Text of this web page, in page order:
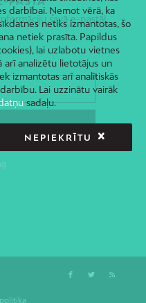
savā e-pastā!
darbībai. Ņemot vērā, ka
netiks izmantotas, šo
netiek prasīta. Papildus
lai uzlabotu vietnes
arī analizētu lietotājus un
izmantotas arī analītiskās
Lai uzzinātu vairāk
sadaļu.
NEPIEKRĪTU